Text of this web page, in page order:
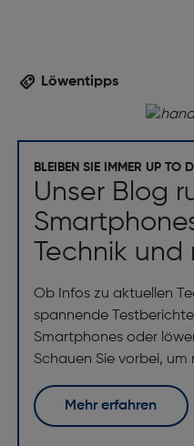
Löwentipps
BLEIBEN SIE IMMER UP TO
Unser Blog
Technik und
Ob Infos zu aktuellen
spannende
Smartphones oder
Schauen Sie vorbei, um
Mehr erfahren